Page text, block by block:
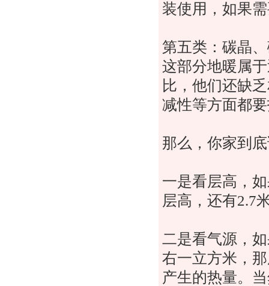
装使用，如果
第五类：碳晶
这部分地暖属
比，他们还缺
减性等方面都
那么，你家到
一是看层高，
层高，还有2.7
二是看气源，
右一立方米，
产生的热量。